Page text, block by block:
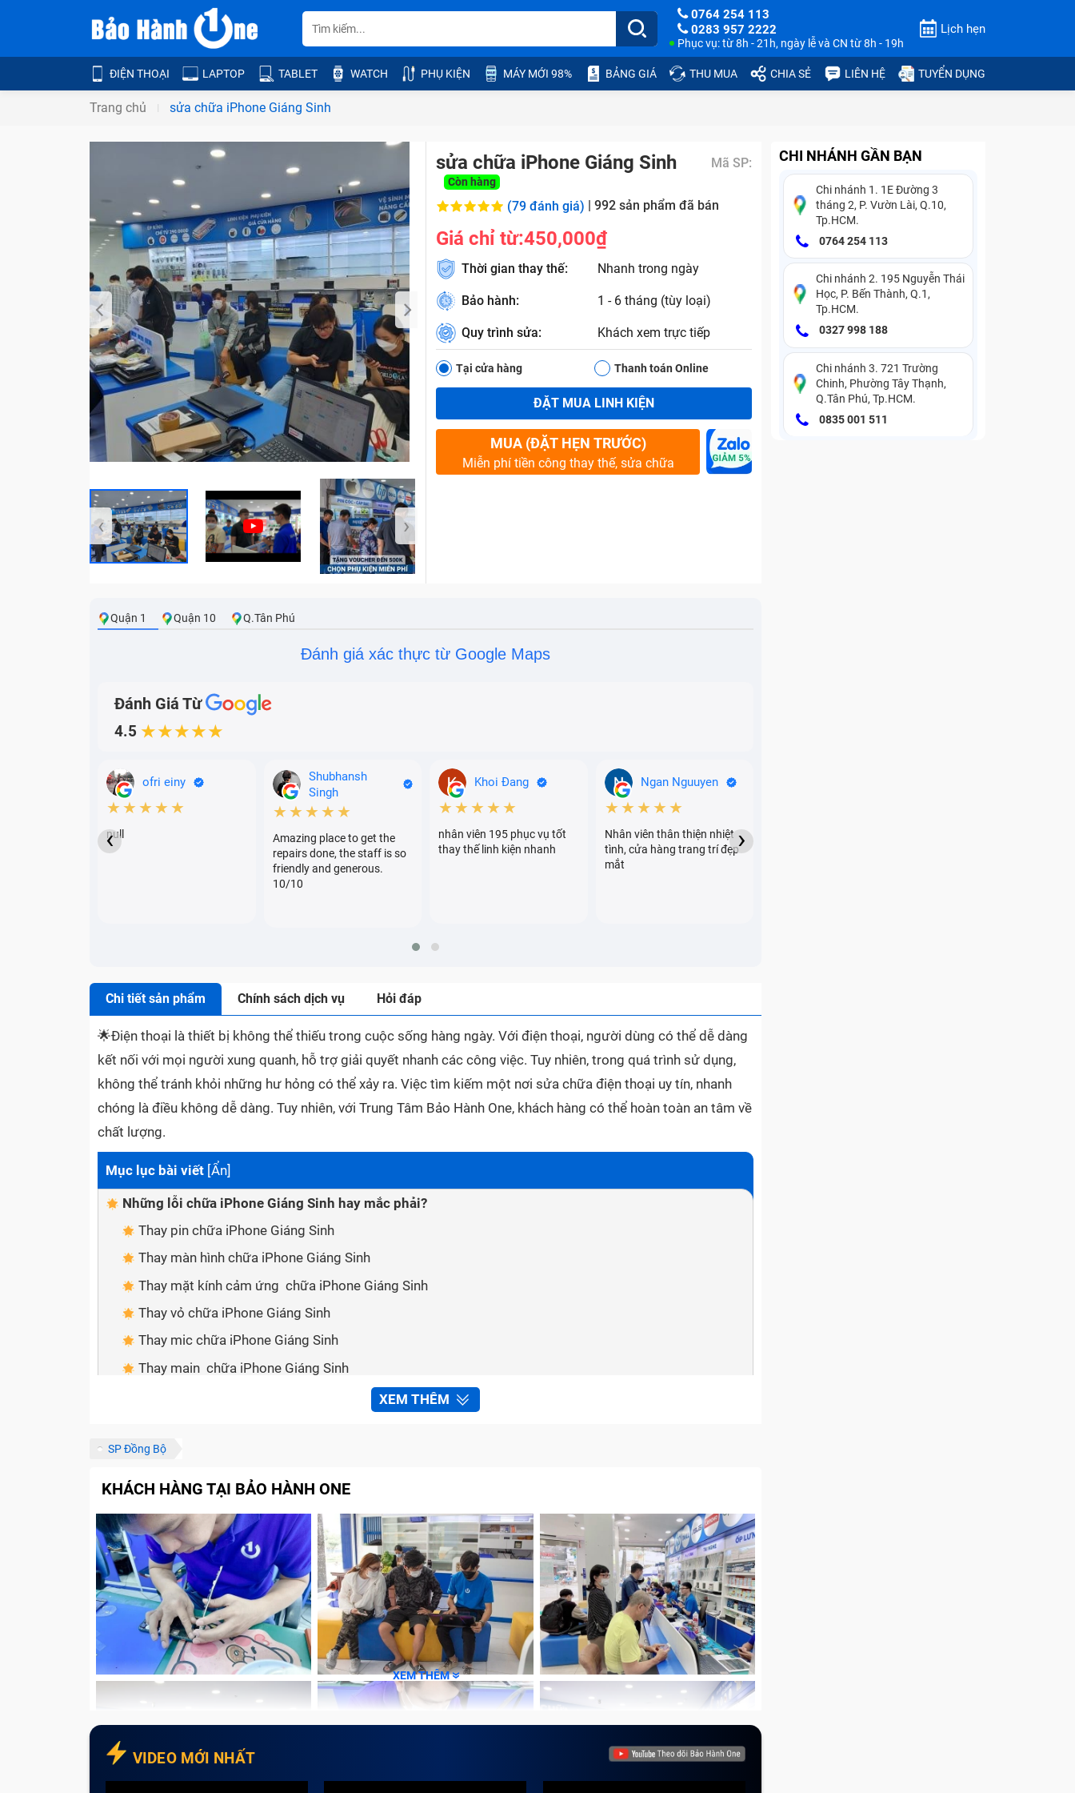
0764 254 113
0283 957 2222
Phục vụ: từ 8h - 21h, ngày lễ và CN từ 8h - 19h
Lịch hẹn
ĐIỆN THOẠI LAPTOP TABLET WATCH PHỤ KIỆN MÁY MỚI 98% BẢNG GIÁ THU MUA CHIA SẺ LIÊN HỆ TUYỂN DỤNG
Trang chủ sửa chữa iPhone Giáng Sinh
Bảo Hành One
‹ ›
sửa chữa iPhone Giáng Sinh Mã SP:
Còn hàng
(79 đánh giá) | 992 sản phẩm đã bán
Giá chỉ từ:450,000₫
Thời gian thay thế: Nhanh trong ngày
Bảo hành: 1 - 6 tháng (tùy loại)
Quy trình sửa: Khách xem trực tiếp
Tại cửa hàng Thanh toán Online
ĐẶT MUA LINH KIỆN
MUA (ĐẶT HẸN TRƯỚC)
Miễn phí tiền công thay thế, sửa chữa
Quận 1 Quận 10 Q.Tân Phú
Đánh giá xác thực từ Google Maps
Đánh Giá Từ
4.5 ★★★★★
ofri einy
★★★★★
null
Shubhansh
Singh
★★★★★
Amazing place to get the
repairs done, the staff is so
friendly and generous.
10/10
Khoi Đang
★★★★★
nhân viên 195 phục vụ tốt
thay thế linh kiện nhanh
Ngan Nguuyen
★★★★★
Nhân viên thân thiện nhiệt
tình, cửa hàng trang trí đẹp
mắt
‹ ›
Chi tiết sản phẩm Chính sách dịch vụ Hỏi đáp
🌟Điện thoại là thiết bị không thể thiếu trong cuộc sống hàng ngày. Với điện thoại, người dùng có thể dễ dàng
kết nối với mọi người xung quanh, hỗ trợ giải quyết nhanh các công việc. Tuy nhiên, trong quá trình sử dụng,
không thể tránh khỏi những hư hỏng có thể xảy ra. Việc tìm kiếm một nơi sửa chữa điện thoại uy tín, nhanh
chóng là điều không dễ dàng. Tuy nhiên, với Trung Tâm Bảo Hành One, khách hàng có thể hoàn toàn an tâm về
chất lượng.
Mục lục bài viết [Ẩn]
Những lỗi chữa iPhone Giáng Sinh hay mắc phải?
Thay pin chữa iPhone Giáng Sinh
Thay màn hình chữa iPhone Giáng Sinh
Thay mặt kính cảm ứng chữa iPhone Giáng Sinh
Thay vỏ chữa iPhone Giáng Sinh
Thay mic chữa iPhone Giáng Sinh
Thay main chữa iPhone Giáng Sinh
An tâm về dịch vụ khi sửa chữa chữa iPhone Giáng Sinh tại Trung Tâm Bảo Hành One
Linh kiện đảm bảo chất lượng
Đội ngũ nhân viên giàu kinh nghiệm
Chính sách vận chuyển thuận tiện
Đa dạng hình thức thanh toán
Có chính sách hoàn tiền cho sản phẩm lỗi
Những lưu ý để sửa chữa nhanh chóng, hiệu quả tại Trung Tâm Bảo Hành One
Đặt lịch hẹn trước
Tham khảo giá trước khi sửa chữa
Liên hệ với trung tâm để được tư vấn
Lưu ý các sản phẩm được, không được bảo hành
Tạm kết
XEM THÊM
SP Đồng Bộ
KHÁCH HÀNG TẠI BẢO HÀNH ONE
XEM THÊM
VIDEO MỚI NHẤT
CHI NHÁNH GẦN BẠN
Chi nhánh 1. 1E Đường 3
tháng 2, P. Vườn Lài, Q.10,
Tp.HCM.
0764 254 113
Chi nhánh 2. 195 Nguyễn Thái
Học, P. Bến Thành, Q.1,
Tp.HCM.
0327 998 188
Chi nhánh 3. 721 Trường
Chinh, Phường Tây Thạnh,
Q.Tân Phú, Tp.HCM.
0835 001 511